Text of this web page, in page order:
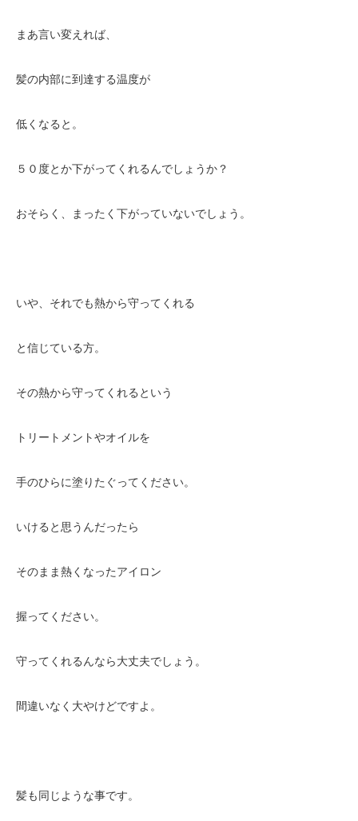
まあ言い変えれば、
髪の内部に到達する温度が
低くなると。
５０度とか下がってくれるんでしょうか？
おそらく、まったく下がっていないでしょう。
いや、それでも熱から守ってくれる
と信じている方。
その熱から守ってくれるという
トリートメントやオイルを
手のひらに塗りたぐってください。
いけると思うんだったら
そのまま熱くなったアイロン
握ってください。
守ってくれるんなら大丈夫でしょう。
間違いなく大やけどですよ。
髪も同じような事です。